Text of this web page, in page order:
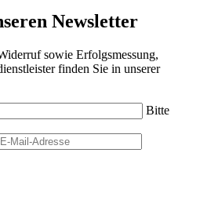
Newsletter
sowie Erfolgsmessung,
finden Sie in unserer
Bitte